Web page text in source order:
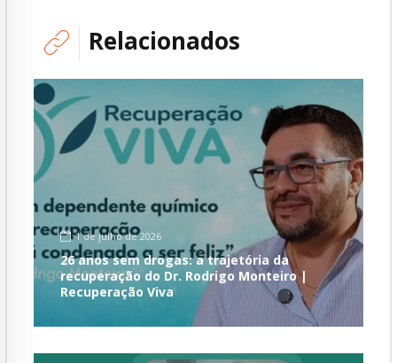
Relacionados
1 de julho de 2026
26 anos sem drogas: a trajetória da
recuperação do Dr. Rodrigo Monteiro |
Recuperação Viva